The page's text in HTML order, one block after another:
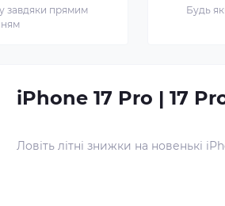
завдяки прямим
Будь
iPhone 17 Pro | 17
Ловіть літні знижки на новенькі